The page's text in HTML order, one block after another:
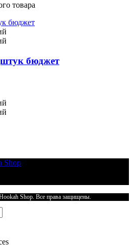
товара
бюджет
Shop. Все права защищены.